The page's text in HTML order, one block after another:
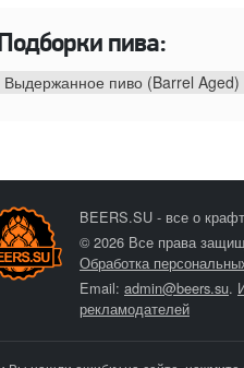
Подборки пива:
Выдержанное пиво (Barrel Aged)
BEERS.SU - все о
© 2026 Все права
Обработка
Email: admin@beers.su.
рекламодателей